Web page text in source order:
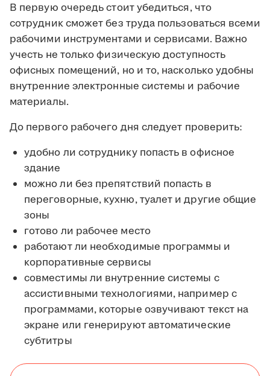
В первую очередь стоит убедиться, что
сотрудник сможет без труда пользоваться всеми
рабочими инструментами и сервисами. Важно
учесть не только физическую доступность
офисных помещений, но и то, насколько удобны
внутренние электронные системы и рабочие
материалы.
До первого рабочего дня следует проверить:
удобно ли сотруднику попасть в офисное
здание
можно ли без препятствий попасть в
переговорные, кухню, туалет и другие общие
зоны
готово ли рабочее место
работают ли необходимые программы и
корпоративные сервисы
совместимы ли внутренние системы с
ассистивными технологиями, например с
программами, которые озвучивают текст на
экране или генерируют автоматические
субтитры